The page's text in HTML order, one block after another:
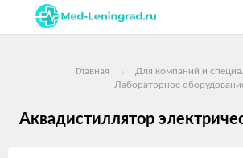
Главная
Для компаний и
Лабораторное
Аквадистиллятор